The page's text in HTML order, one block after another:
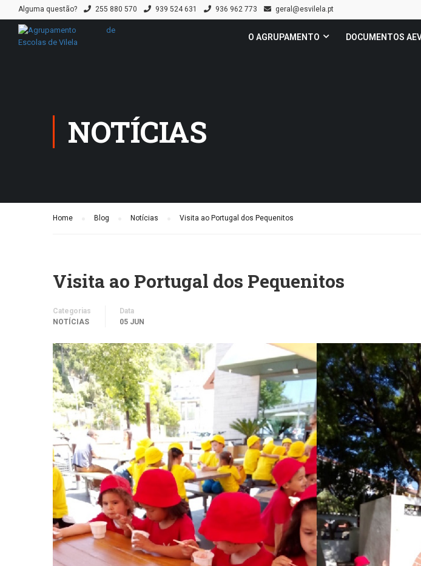
Alguma questão? 255 880 570 939 524 631 936 962 773 geral@esvilela.pt
O AGRUPAMENTO DOCUMENTOS
NOTÍCIAS
Home Blog Notícias Visita ao Portugal dos Pequenitos
Visita ao Portugal dos Pequenitos
Categorias
NOTÍCIAS
Data
05 JUN